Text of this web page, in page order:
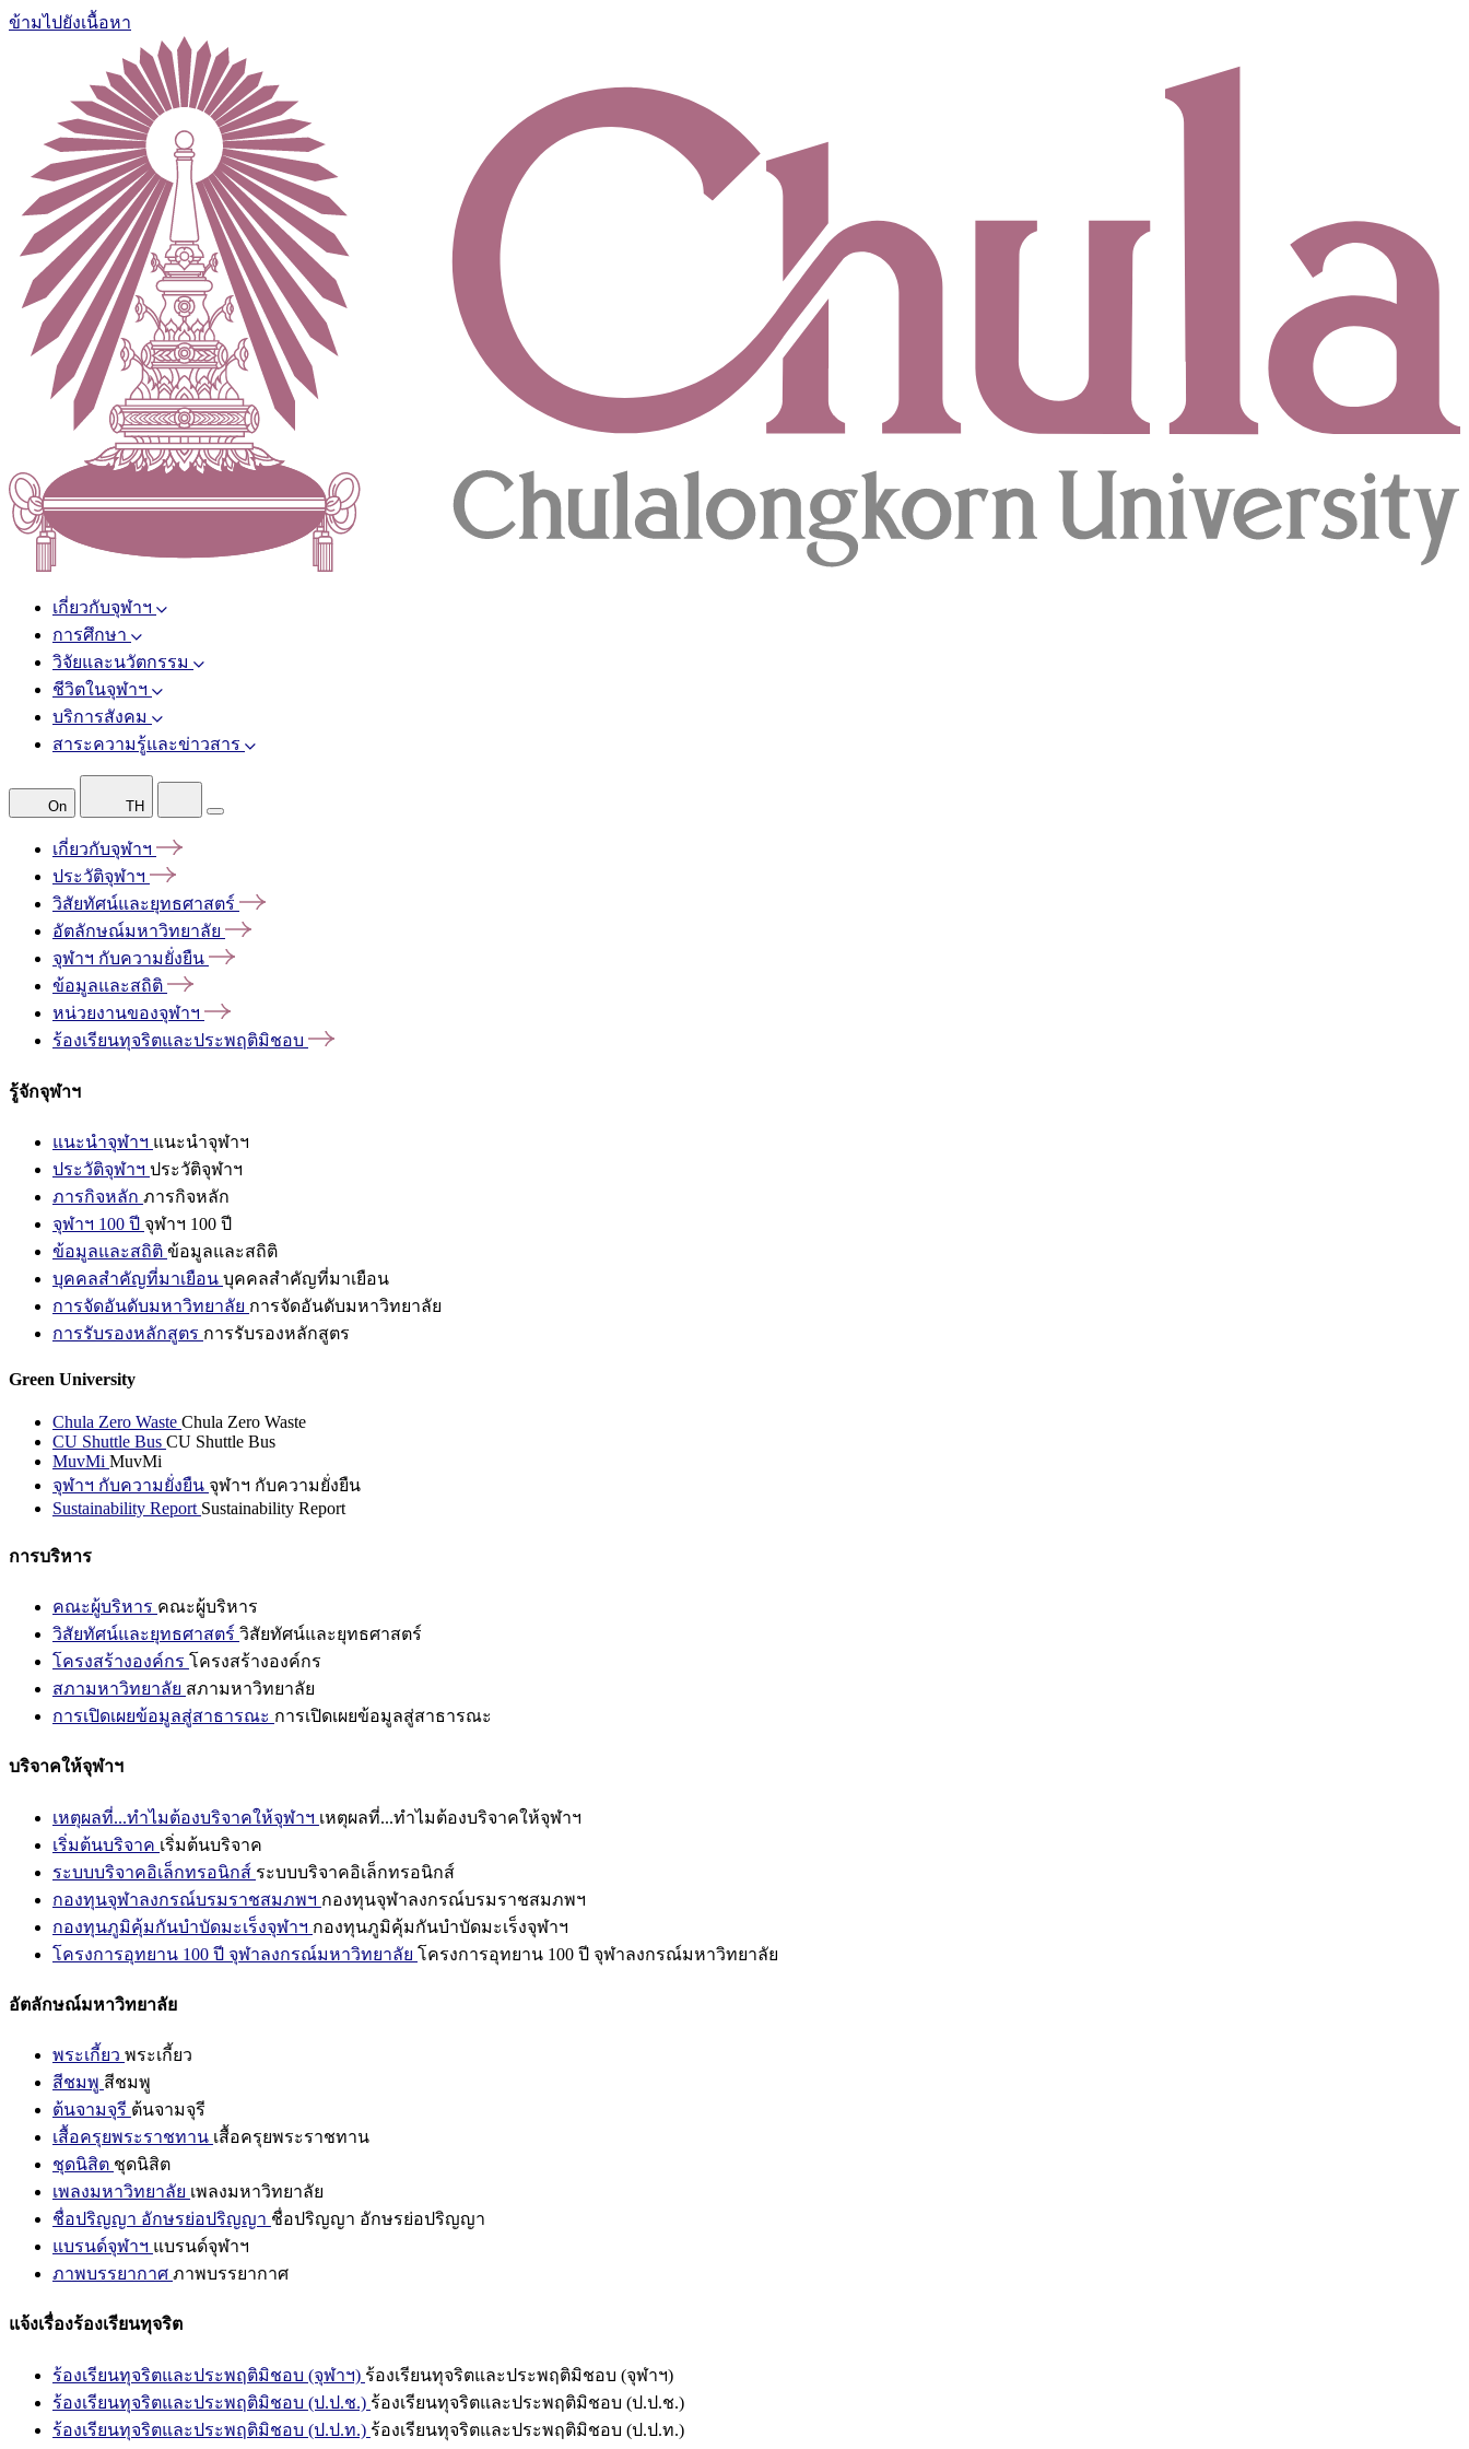
ข้ามไปยังเนื้อหา
เกี่ยวกับจุฬาฯ
การศึกษา
วิจัยและนวัตกรรม
ชีวิตในจุฬาฯ
บริการสังคม
สาระความรู้และข่าวสาร
On TH
เกี่ยวกับจุฬาฯ
ประวัติจุฬาฯ
วิสัยทัศน์และยุทธศาสตร์
อัตลักษณ์มหาวิทยาลัย
จุฬาฯ กับความยั่งยืน
ข้อมูลและสถิติ
หน่วยงานของจุฬาฯ
ร้องเรียนทุจริตและประพฤติมิชอบ
รู้จักจุฬาฯ
แนะนำจุฬาฯ แนะนำจุฬาฯ
ประวัติจุฬาฯ ประวัติจุฬาฯ
ภารกิจหลัก ภารกิจหลัก
จุฬาฯ 100 ปี จุฬาฯ 100 ปี
ข้อมูลและสถิติ ข้อมูลและสถิติ
บุคคลสำคัญที่มาเยือน บุคคลสำคัญที่มาเยือน
การจัดอันดับมหาวิทยาลัย การจัดอันดับมหาวิทยาลัย
การรับรองหลักสูตร การรับรองหลักสูตร
Green University
Chula Zero Waste Chula Zero Waste
CU Shuttle Bus CU Shuttle Bus
MuvMi MuvMi
จุฬาฯ กับความยั่งยืน จุฬาฯ กับความยั่งยืน
Sustainability Report Sustainability Report
การบริหาร
คณะผู้บริหาร คณะผู้บริหาร
วิสัยทัศน์และยุทธศาสตร์ วิสัยทัศน์และยุทธศาสตร์
โครงสร้างองค์กร โครงสร้างองค์กร
สภามหาวิทยาลัย สภามหาวิทยาลัย
การเปิดเผยข้อมูลสู่สาธารณะ การเปิดเผยข้อมูลสู่สาธารณะ
บริจาคให้จุฬาฯ
เหตุผลที่...ทำไมต้องบริจาคให้จุฬาฯ เหตุผลที่...ทำไมต้องบริจาคให้จุฬาฯ
เริ่มต้นบริจาค เริ่มต้นบริจาค
ระบบบริจาคอิเล็กทรอนิกส์ ระบบบริจาคอิเล็กทรอนิกส์
กองทุนจุฬาลงกรณ์บรมราชสมภพฯ กองทุนจุฬาลงกรณ์บรมราชสมภพฯ
กองทุนภูมิคุ้มกันบำบัดมะเร็งจุฬาฯ กองทุนภูมิคุ้มกันบำบัดมะเร็งจุฬาฯ
โครงการอุทยาน 100 ปี จุฬาลงกรณ์มหาวิทยาลัย โครงการอุทยาน 100 ปี จุฬาลงกรณ์มหาวิทยาลัย
อัตลักษณ์มหาวิทยาลัย
พระเกี้ยว พระเกี้ยว
สีชมพู สีชมพู
ต้นจามจุรี ต้นจามจุรี
เสื้อครุยพระราชทาน เสื้อครุยพระราชทาน
ชุดนิสิต ชุดนิสิต
เพลงมหาวิทยาลัย เพลงมหาวิทยาลัย
ชื่อปริญญา อักษรย่อปริญญา ชื่อปริญญา อักษรย่อปริญญา
แบรนด์จุฬาฯ แบรนด์จุฬาฯ
ภาพบรรยากาศ ภาพบรรยากาศ
แจ้งเรื่องร้องเรียนทุจริต
ร้องเรียนทุจริตและประพฤติมิชอบ (จุฬาฯ) ร้องเรียนทุจริตและประพฤติมิชอบ (จุฬาฯ)
ร้องเรียนทุจริตและประพฤติมิชอบ (ป.ป.ช.) ร้องเรียนทุจริตและประพฤติมิชอบ (ป.ป.ช.)
ร้องเรียนทุจริตและประพฤติมิชอบ (ป.ป.ท.) ร้องเรียนทุจริตและประพฤติมิชอบ (ป.ป.ท.)